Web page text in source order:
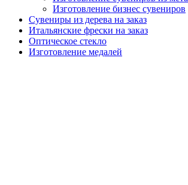
Изготовление бизнес сувениров
Сувениры из дерева на заказ
Итальянские фрески на заказ
Оптическое стекло
Изготовление медалей